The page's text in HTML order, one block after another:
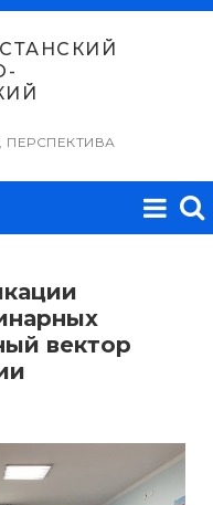
ПЕРСПЕКТИВА
вектор